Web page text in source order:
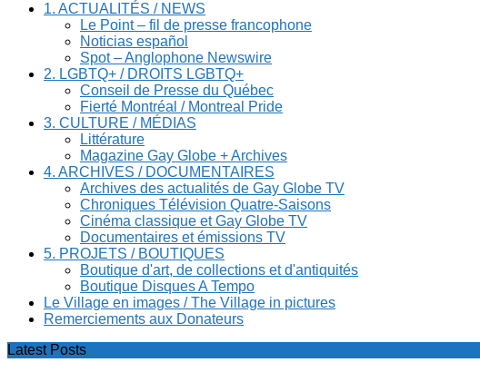
1. ACTUALITÉS / NEWS
Le Point – fil de presse francophone
Noticias español
Spot – Anglophone Newswire
2. LGBTQ+ / DROITS LGBTQ+
Conseil de Presse du Québec
Fierté Montréal / Montreal Pride
3. CULTURE / MÉDIAS
Littérature
Magazine Gay Globe + Archives
4. ARCHIVES / DOCUMENTAIRES
Archives des actualités de Gay Globe TV
Chroniques Télévision Quatre-Saisons
Cinéma classique et Gay Globe TV
Documentaires et émissions TV
5. PROJETS / BOUTIQUES
Boutique d'art, de collections et d'antiquités
Boutique Disques A Tempo
Le Village en images / The Village in pictures
Remerciements aux Donateurs
Latest Posts